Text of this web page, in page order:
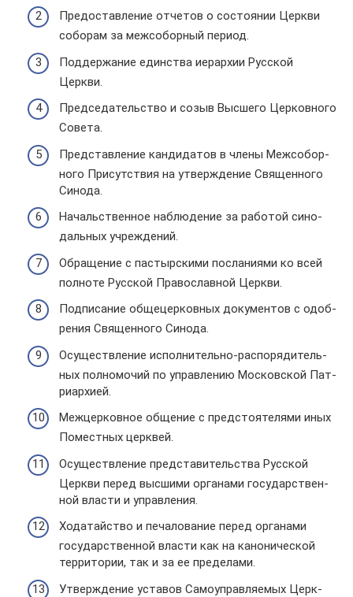
Предо­став­ле­ние отче­тов о состо­я­нии Церкви
собо­рам за меж­со­бор­ный период.
Под­дер­жа­ние един­ства иерар­хии Рус­ской
Церкви.
Пред­се­да­тель­ство и созыв Выс­шего Цер­ков­ного
Совета.
Пред­став­ле­ние кан­ди­да­тов в члены Меж­со­бор­
ного При­сут­ствия на утвер­жде­ние Свя­щен­ного
Синода.
Началь­ствен­ное наблю­де­ние за рабо­той сино­
даль­ных учре­жде­ний.
Обра­ще­ние с пас­тыр­скими посла­ни­ями ко всей
пол­ноте Рус­ской Пра­во­слав­ной Церкви.
Под­пи­са­ние обще­цер­ков­ных доку­мен­тов с одоб­
ре­ния Свя­щен­ного Синода.
Осу­ществ­ле­ние испол­ни­тельно-рас­по­ря­ди­тель­
ных пол­но­мо­чий по управ­ле­нию Мос­ков­ской Пат­
ри­ар­хией.
Меж­цер­ков­ное обще­ние с пред­сто­я­те­лями иных
Помест­ных церк­вей.
Осу­ществ­ле­ние пред­ста­ви­тель­ства Рус­ской
Церкви перед выс­шими орга­нами госу­дар­ствен­
ной власти и управ­ле­ния.
Хода­тай­ство и печа­ло­ва­ние перед орга­нами
госу­дар­ствен­ной власти как на кано­ни­че­ской
тер­ри­то­рии, так и за ее пре­де­лами.
Утвер­жде­ние уста­вов Само­управ­ля­е­мых Церк­